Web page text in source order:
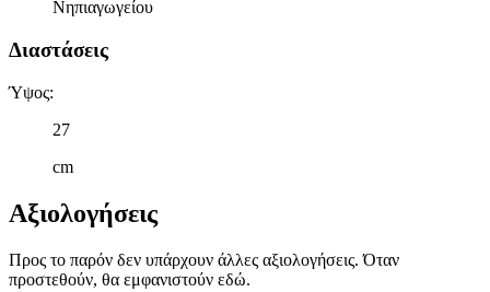
πληροφορίες σχετικά με την από μέρους σας χρήση της
δικτύωσης, διαφημίσεων και ανάλυσης.
Νηπιαγωγείου
Διαστάσεις
Ύψος:
27
cm
Αξιολογήσεις
Προς το παρόν δεν υπάρχουν άλλες αξιολογήσεις. Όταν
προστεθούν, θα εμφανιστούν εδώ.